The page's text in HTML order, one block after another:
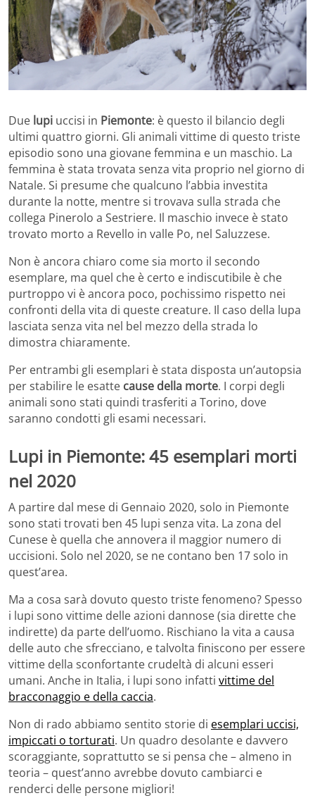
Due lupi uccisi in Piemonte: è questo il bilancio degli
ultimi quattro giorni. Gli animali vittime di questo triste
episodio sono una giovane femmina e un maschio. La
femmina è stata trovata senza vita proprio nel giorno di
Natale. Si presume che qualcuno l’abbia investita
durante la notte, mentre si trovava sulla strada che
collega Pinerolo a Sestriere. Il maschio invece è stato
trovato morto a Revello in valle Po, nel Saluzzese.
Non è ancora chiaro come sia morto il secondo
esemplare, ma quel che è certo e indiscutibile è che
purtroppo vi è ancora poco, pochissimo rispetto nei
confronti della vita di queste creature. Il caso della lupa
lasciata senza vita nel bel mezzo della strada lo
dimostra chiaramente.
Per entrambi gli esemplari è stata disposta un’autopsia
per stabilire le esatte cause della morte. I corpi degli
animali sono stati quindi trasferiti a Torino, dove
saranno condotti gli esami necessari.
Lupi in Piemonte: 45 esemplari morti
nel 2020
A partire dal mese di Gennaio 2020, solo in Piemonte
sono stati trovati ben 45 lupi senza vita. La zona del
Cunese è quella che annovera il maggior numero di
uccisioni. Solo nel 2020, se ne contano ben 17 solo in
quest’area.
Ma a cosa sarà dovuto questo triste fenomeno? Spesso
i lupi sono vittime delle azioni dannose (sia dirette che
indirette) da parte dell’uomo. Rischiano la vita a causa
delle auto che sfrecciano, e talvolta finiscono per essere
vittime della sconfortante crudeltà di alcuni esseri
umani. Anche in Italia, i lupi sono infatti vittime del
bracconaggio e della caccia.
Non di rado abbiamo sentito storie di esemplari uccisi,
impiccati o torturati. Un quadro desolante e davvero
scoraggiante, soprattutto se si pensa che – almeno in
teoria – quest’anno avrebbe dovuto cambiarci e
renderci delle persone migliori!